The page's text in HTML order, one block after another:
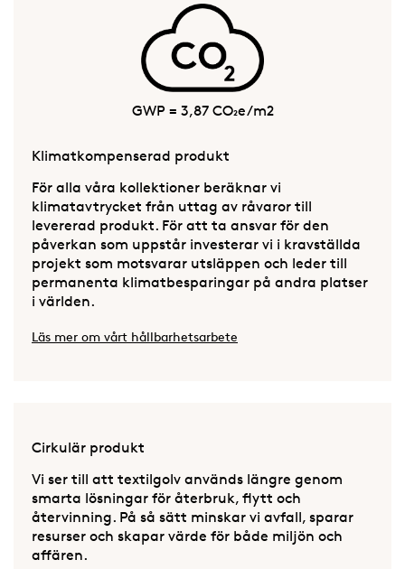
Klimatkompenserad produkt
För alla våra kollektioner beräknar vi
klimatavtrycket från uttag av råvaror till
levererad produkt. För att ta ansvar för den
påverkan som uppstår investerar vi i kravställda
projekt som motsvarar utsläppen och leder till
permanenta klimatbesparingar på andra platser
i världen.
Läs mer om vårt hållbarhetsarbete
GWP = 3,87 CO₂e/m2
Cirkulär produkt
Vi ser till att textilgolv används längre genom
smarta lösningar för återbruk, flytt och
återvinning. På så sätt minskar vi avfall, sparar
resurser och skapar värde för både miljön och
affären.